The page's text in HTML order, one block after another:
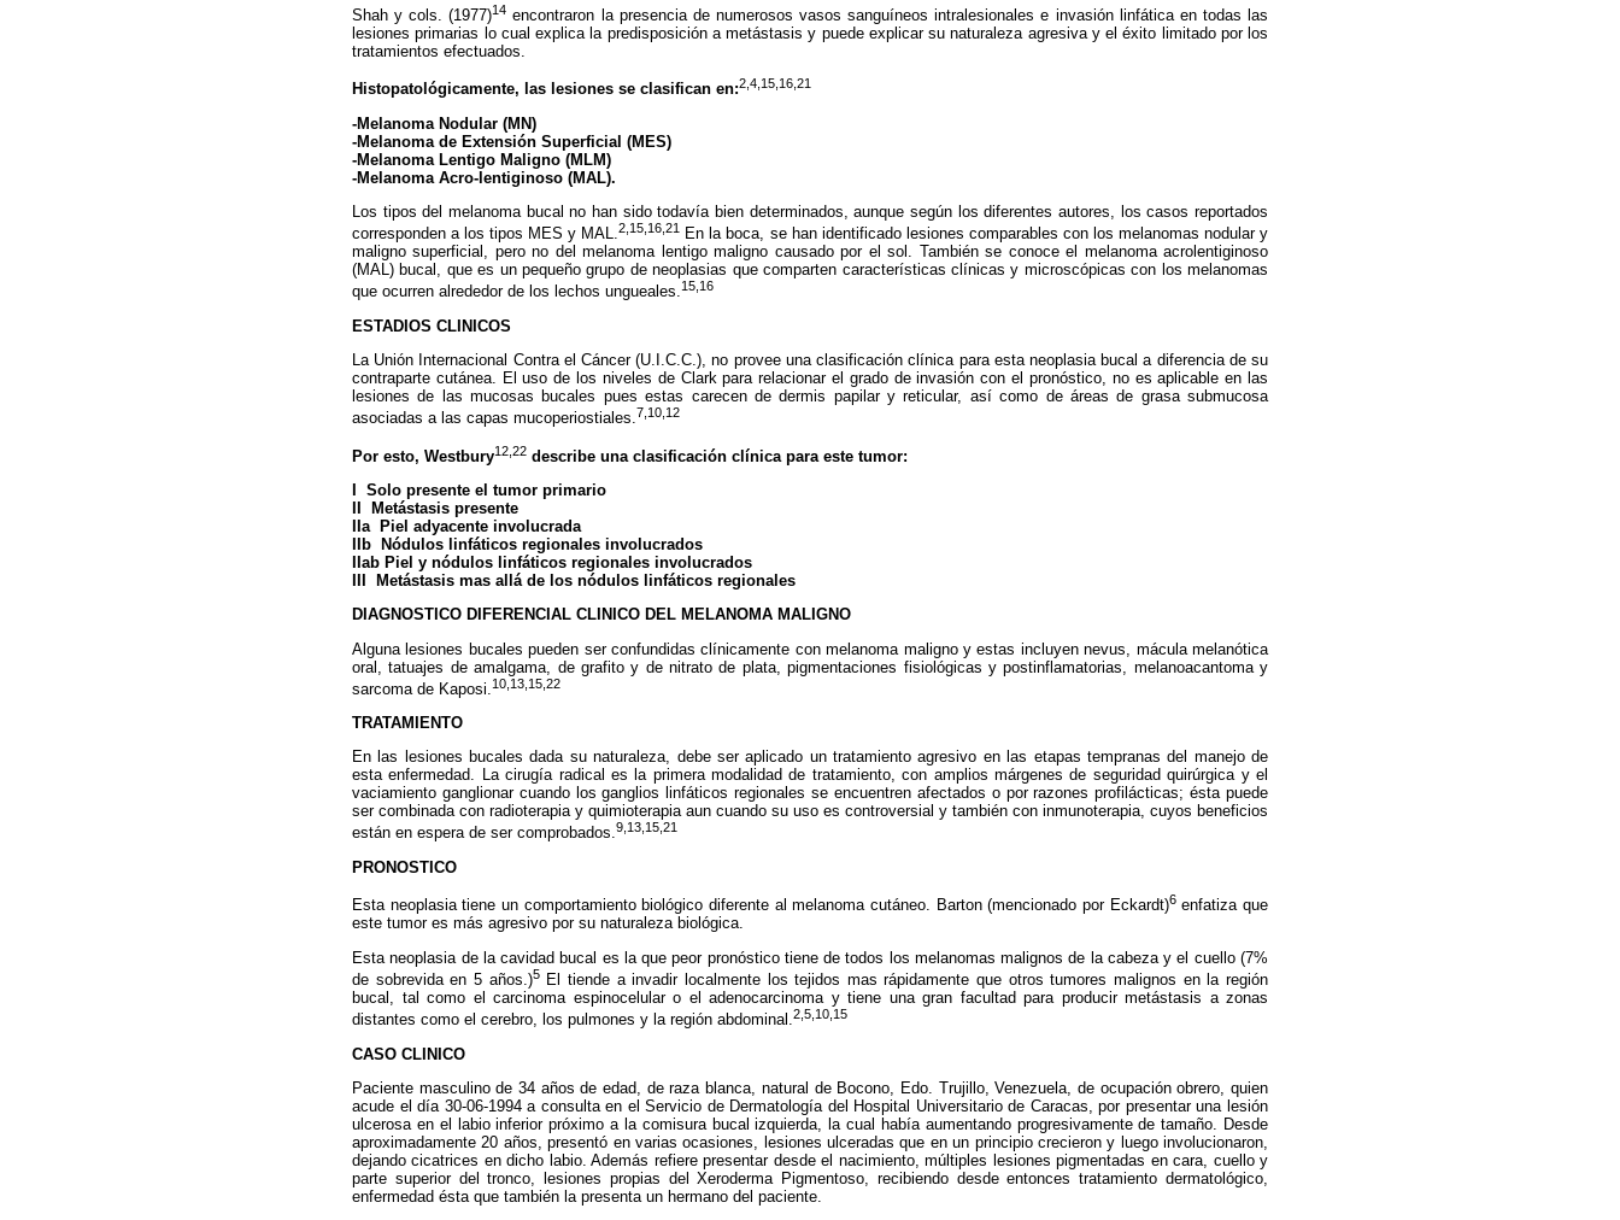
Shah y cols. (1977)14 encontraron la presencia de numerosos vasos sanguíneos intralesionales e invasión linfática en todas las
lesiones primarias lo cual explica la predisposición a metástasis y puede explicar su naturaleza agresiva y el éxito limitado por los
tratamientos efectuados.
Histopatológicamente, las lesiones se clasifican en:2,4,15,16,21
-Melanoma Nodular (MN)
-Melanoma de Extensión Superficial (MES)
-Melanoma Lentigo Maligno (MLM)
-Melanoma Acro-lentiginoso (MAL).
Los tipos del melanoma bucal no han sido todavía bien determinados, aunque según los diferentes autores, los casos reportados
corresponden a los tipos MES y MAL.2,15,16,21
En la boca, se han identificado lesiones comparables con los melanomas nodular y
maligno superficial, pero no del melanoma lentigo maligno causado por el sol. También se conoce el melanoma acrolentiginoso
(MAL) bucal, que es un pequeño grupo de neoplasias que comparten características clínicas y microscópicas con los melanomas
que ocurren alrededor de los lechos ungueales.15,16
ESTADIOS CLINICOS
La Unión Internacional Contra el Cáncer (U.I.C.C.), no provee una clasificación clínica para esta neoplasia bucal a diferencia de su
contraparte cutánea. El uso de los niveles de Clark para relacionar el grado de invasión con el pronóstico, no es aplicable en las
lesiones de las mucosas bucales pues estas carecen de dermis papilar y reticular, así como de áreas de grasa submucosa
asociadas a las capas mucoperiostiales.7,10,12
Por esto, Westbury12,22 describe una clasificación clínica para este tumor:
I Solo presente el tumor primario
II Metástasis presente
IIa Piel adyacente involucrada
IIb Nódulos linfáticos regionales involucrados
IIab Piel y nódulos linfáticos regionales involucrados
III Metástasis mas allá de los nódulos linfáticos regionales
DIAGNOSTICO DIFERENCIAL CLINICO DEL MELANOMA MALIGNO
Alguna lesiones bucales pueden ser confundidas clínicamente con melanoma maligno y estas incluyen nevus, mácula melanótica
oral, tatuajes de amalgama, de grafito y de nitrato de plata, pigmentaciones fisiológicas y postinflamatorias, melanoacantoma y
sarcoma de Kaposi. 10,13,15,22
TRATAMIENTO
En las lesiones bucales dada su naturaleza, debe ser aplicado un tratamiento agresivo en las etapas tempranas del manejo de
esta enfermedad. La cirugía radical es la primera modalidad de tratamiento, con amplios márgenes de seguridad quirúrgica y el
vaciamiento ganglionar cuando los ganglios linfáticos regionales se encuentren afectados o por razones profilácticas; ésta puede
ser combinada con radioterapia y quimioterapia aun cuando su uso es controversial y también con inmunoterapia, cuyos beneficios
están en espera de ser comprobados.9,13,15,21
PRONOSTICO
Esta neoplasia tiene un comportamiento biológico diferente al melanoma cutáneo. Barton (mencionado por Eckardt)6enfatiza que
este tumor es más agresivo por su naturaleza biológica.
Esta neoplasia de la cavidad bucal es la que peor pronóstico tiene de todos los melanomas malignos de la cabeza y el cuello (7%
de sobrevida en 5 años.)5El tiende a invadir localmente los tejidos mas rápidamente que otros tumores malignos en la región
bucal, tal como el carcinoma espinocelular o el adenocarcinoma y tiene una gran facultad para producir metástasis a zonas
distantes como el cerebro, los pulmones y la región abdominal.2,5,10,15
CASO CLINICO
Paciente masculino de 34 años de edad, de raza blanca, natural de Bocono, Edo. Trujillo, Venezuela, de ocupación obrero, quien
acude el día 30-06-1994 a consulta en el Servicio de Dermatología del Hospital Universitario de Caracas, por presentar una lesión
ulcerosa en el labio inferior próximo a la comisura bucal izquierda, la cual había aumentando progresivamente de tamaño. Desde
aproximadamente 20 años, presentó en varias ocasiones, lesiones ulceradas que en un principio crecieron y luego involucionaron,
dejando cicatrices en dicho labio. Además refiere presentar desde el nacimiento, múltiples lesiones pigmentadas en cara, cuello y
parte superior del tronco, lesiones propias del Xeroderma Pigmentoso, recibiendo desde entonces tratamiento dermatológico,
enfermedad ésta que también la presenta un hermano del paciente.